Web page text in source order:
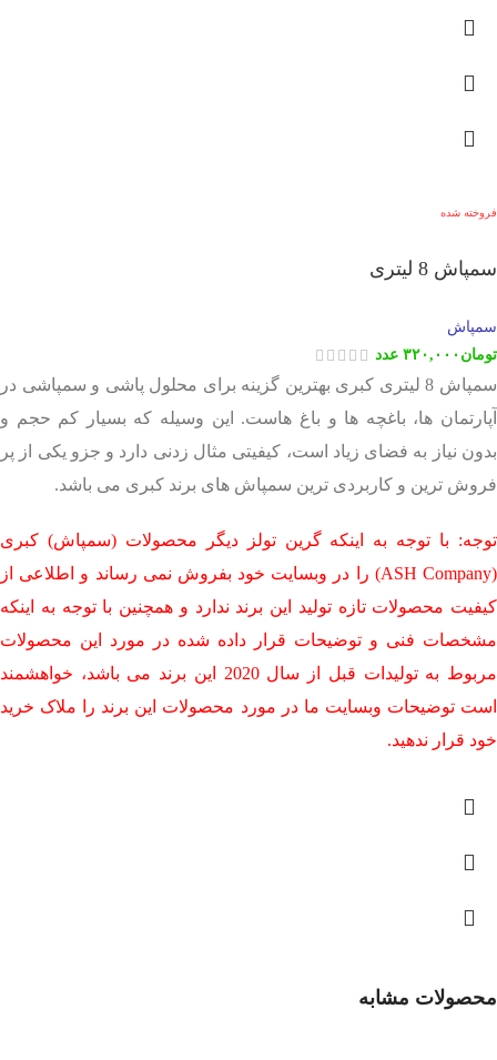
فروخته شده
سمپاش 8 لیتری
سمپاش
تومان ۳۲۰,۰۰۰ عدد
سمپاش 8 لیتری کبری بهترین گزینه برای محلول پاشی و سمپاشی در
آپارتمان ها، باغچه ها و باغ هاست. این وسیله که بسیار کم حجم و
بدون نیاز به فضای زیاد است، کیفیتی مثال زدنی دارد و جزو یکی از پر
فروش ترین و کاربردی ترین سمپاش های برند کبری می باشد.
توجه: با توجه به اینکه گرین تولز دیگر محصولات (سمپاش) کبری
(ASH Company) را در وبسایت خود بفروش نمی رساند و اطلاعی از
کیفیت محصولات تازه تولید این برند ندارد و همچنین با توجه به اینکه
مشخصات فنی و توضیحات قرار داده شده در مورد این محصولات
مربوط به تولیدات قبل از سال 2020 این برند می باشد، خواهشمند
است توضیحات وبسایت ما در مورد محصولات این برند را ملاک خرید
خود قرار ندهید.
محصولات مشابه